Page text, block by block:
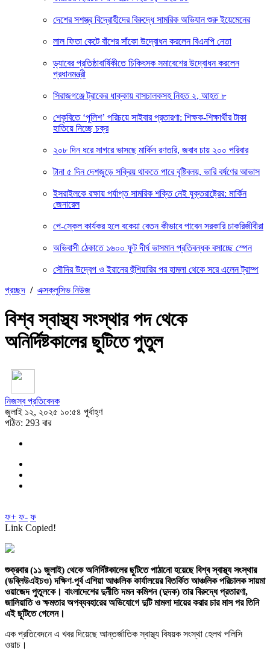
দেশের সশস্ত্র বিদ্রোহীদের বিরুদ্ধে সামরিক অভিযান শুরু ইয়েমেনের
লাল ফিতা কেটে বাঁশের সাঁকো উদ্বোধন করলেন বিএনপি নেতা
ড্যাবের প্রতিষ্ঠাবার্ষিকীতে চিকিৎসক সমাবেশের উদ্বোধন করলেন
প্রধানমন্ত্রী
সিরাজগঞ্জে ট্রাকের ধাক্কায় বাসচালকসহ নিহত ২, আহত ৮
শেকৃবিতে ‘পুলিশ’ পরিচয়ে সাইবার প্রতারণা: শিক্ষক-শিক্ষার্থীর টাকা
হাতিয়ে নিচ্ছে চক্র
২০৮ দিন ধরে সাগরে ভাসছে মার্কিন রণতরি, জবাব চায় ২০০ পরিবার
টানা ৫ দিন দেশজুড়ে সক্রিয় থাকতে পারে বৃষ্টিবলয়, ভারি বর্ষণের আভাস
ইসরাইলকে রক্ষায় পর্যাপ্ত সামরিক শক্তি নেই যুক্তরাষ্ট্রের: মার্কিন
জেনারেল
পে-স্কেল কার্যকর হলে বকেয়া বেতন কীভাবে পাবেন সরকারি চাকরিজীবীরা
অভিবাসী ঠেকাতে ১৬০০ ফুট দীর্ঘ ভাসমান প্রতিবন্ধক বসাচ্ছে স্পেন
সৌদির উদ্বেগ ও ইরানের হুঁশিয়ারির পর হামলা থেকে সরে এলেন ট্রাম্প
প্রচ্ছদ / এক্সক্লুসিভ নিউজ
বিশ্ব স্বাস্থ্য সংস্থার পদ থেকে
অনির্দিষ্টকালের ছুটিতে পুতুল
নিজস্ব প্রতিবেদক
জুলাই ১২, ২০২৫ ১০:৫৪ পূর্বাহ্ণ
পঠিত: 293 বার
ফ+ ফ- ফ
Link Copied!
শুক্রবার (১১ জুলাই) থেকে অনির্দিষ্টকালের ছুটিতে পাঠানো হয়েছে বিশ্ব স্বাস্থ্য সংস্থার
(ডব্লিউএইচও) দক্ষিণ-পূর্ব এশিয়া আঞ্চলিক কার্যালয়ের বিতর্কিত আঞ্চলিক পরিচালক সায়মা
ওয়াজেদ পুতুলকে। বাংলাদেশের দুর্নীতি দমন কমিশন (দুদক) তার বিরুদ্ধে প্রতারণা,
জালিয়াতি ও ক্ষমতার অপব্যবহারের অভিযোগে দুটি মামলা দায়ের করার চার মাস পর তিনি
এই ছুটিতে গেলেন।
এক প্রতিবেদনে এ খবর দিয়েছে আন্তর্জাতিক স্বাস্থ্য বিষয়ক সংস্থা হেলথ পলিসি
ওয়াচ।